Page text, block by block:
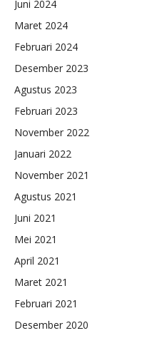
Juni 2024
Maret 2024
Februari 2024
Desember 2023
Agustus 2023
Februari 2023
November 2022
Januari 2022
November 2021
Agustus 2021
Juni 2021
Mei 2021
April 2021
Maret 2021
Februari 2021
Desember 2020